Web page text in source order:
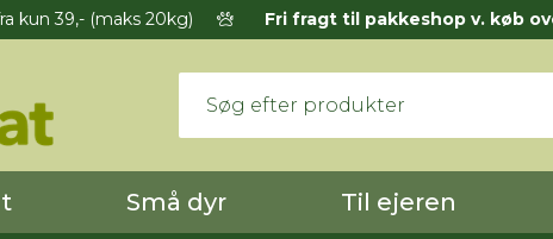
kun 39,- (maks 20kg) Fri fragt til pakkeshop v. køb
Små dyr Til ejeren